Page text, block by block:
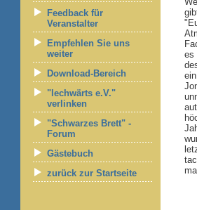
Feedback für
Veranstalter
Empfehlen Sie uns
weiter
Download-Bereich
"lechwärts e.V."
verlinken
"Schwarzes Brett" -
Forum
Gästebuch
zurück zur Startseite
es